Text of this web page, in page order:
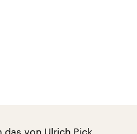
das von Ulrich Pick